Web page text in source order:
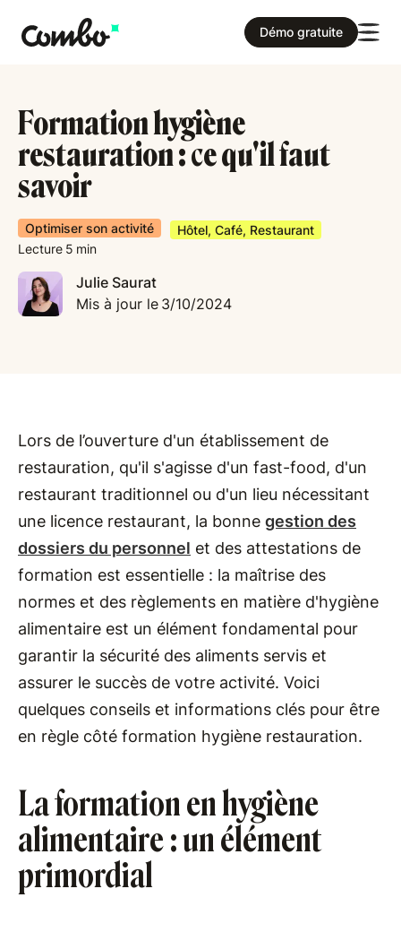
Démo gratuite
Formation hygiène
restauration : ce qu'il faut
savoir
Optimiser son activité
Hôtel, Café, Restaurant
Lecture 5 min
Julie Saurat
Mis à jour le 3/10/2024
Lors de l’ouverture d'un établissement de
restauration, qu'il s'agisse d'un fast-food, d'un
restaurant traditionnel ou d'un lieu nécessitant
une licence restaurant, la bonne gestion des
dossiers du personnel et des attestations de
formation est essentielle : la maîtrise des
normes et des règlements en matière d'hygiène
alimentaire est un élément fondamental pour
garantir la sécurité des aliments servis et
assurer le succès de votre activité. Voici
quelques conseils et informations clés pour être
en règle côté formation hygiène restauration.
La formation en hygiène
alimentaire : un élément
primordial